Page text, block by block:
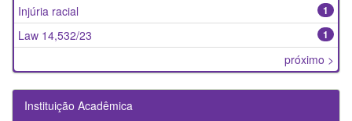
1
Injúria racial
1
Law 14,532/23
próximo >
Instituição Acadêmica